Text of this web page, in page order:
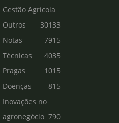
Gestão Agrícola
30133
Outros
7915
Notas
Técnicas
4035
Pragas
1015
Doenças
815
Inovações no
agronegócio 790